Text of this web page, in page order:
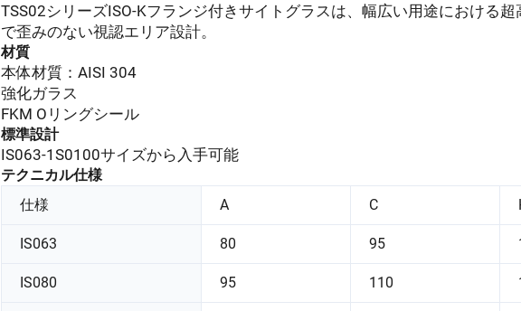
TSS02シリーズISO-Kフランジ付きサイトグラスは、幅広い用途における
で歪みのない視認エリア設計。
材質
本体材質：AISI 304
強化ガラス
FKM Oリングシール
標準設計
IS063-1S0100サイズから入手可能
テクニカル仕様
仕様
A C
IS063 80 95
IS080 95 110